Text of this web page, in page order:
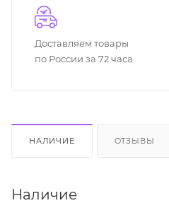
Доставляем товары
по России за 72 часа
НАЛИЧИЕ ОТЗЫВЫ
Наличие